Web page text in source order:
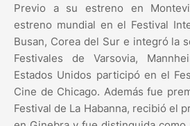
Previo a su estreno en
estreno mundial en el Festival
Busan, Corea del Sur e integró la
Festivales de Varsovia,
Estados Unidos participó en el
Cine de Chicago. Además fue
Festival de La Habanna, recibió el